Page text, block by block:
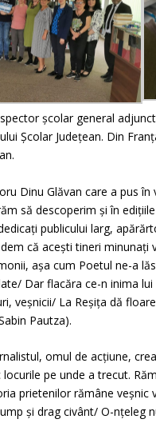
școlar general
Școlar Județean. Din
Dinu Glăvan care a pus
să descoperim și în
publicului larg,
că acești tineri minunați
așa cum Poetul ne-a
Dar flacăra ce-n inima
veșnicii/ La Reșița dă
Pautza).
omul de acțiune,
pe unde a trecut.
prietenilor rămâne veșnic
și drag civânt/ O-nțeleg